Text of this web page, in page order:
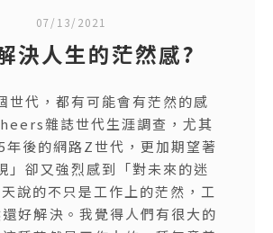
07/13/2021
決人生的茫然感?
世代，都有可能會有茫然的感
雜誌世代生涯調查，尤其
年後的網路Z世代，更加期望著
」卻又強烈感到「對未來的迷
說的不只是工作上的茫然，工
好解決。我覺得人們有很大的